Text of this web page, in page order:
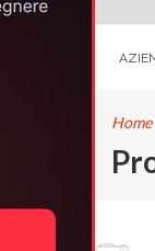
Home